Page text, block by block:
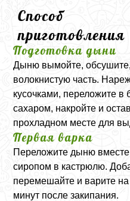
Способ
приготовления
Подготовка дыни
Дыню вымойте, обсушите,
волокнистую часть.
кусочками, переложите в
сахаром, накройте и
прохладном месте для
Первая варка
Переложите дыню
сиропом в кастрюлю.
перемешайте и варите
минут после закипания.